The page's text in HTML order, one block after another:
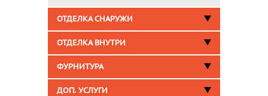
ОТДЕЛКА СНАРУЖИ
ОТДЕЛКА ВНУТРИ
ФУРНИТУРА
ДОП. УСЛУГИ